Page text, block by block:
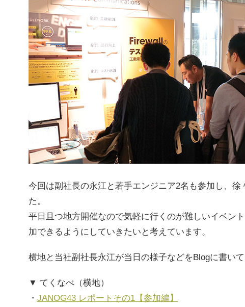
今回は副社長の永江と若手エンジニア2名も参加し、
た。
平日且つ地方開催なので気軽に行くのが難しいイベン
加できるようにしていきたいと考えています。
横地と当社副社長永江が当日の様子などをBlogに書い
▼ てくなべ（横地）
・ JANOG43 レポートその1【参加編】